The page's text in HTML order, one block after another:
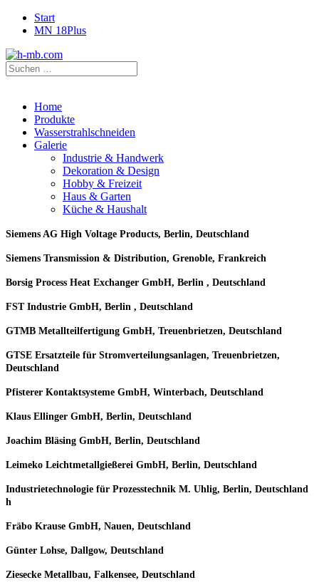
Start
MN 18Plus
Home
Produkte
Wasserstrahlschneiden
Galerie
Industrie & Handwerk
Dekoration & Design
Hobby & Freizeit
Haus & Garten
Küche & Haushalt
Siemens AG High Voltage Products, Berlin, Deutschland
Siemens Transmission & Distribution, Grenoble, Frankreich
Borsig Process Heat Exchanger GmbH, Berlin , Deutschland
FST Industrie GmbH, Berlin , Deutschland
GTMB Metallteilfertigung GmbH, Treuenbrietzen, Deutschland
GTSE Ersatzteile für Stromverteilungsanlagen, Treuenbrietzen,
Deutschland
Pfisterer Kontaktsysteme GmbH, Winterbach, Deutschland
Klaus Ellinger GmbH, Berlin, Deutschland
Joachim Bläsing GmbH, Berlin, Deutschland
Leimeko Leichtmetallgießerei GmbH, Berlin, Deutschland
Industrietechnologie für Prozesstechnik M. Uhlig, Berlin, Deutschland
h
Fräbo Krause GmbH, Nauen, Deutschland
Günter Lohse, Dallgow, Deutschland
Ziesecke Metallbau, Falkensee, Deutschland